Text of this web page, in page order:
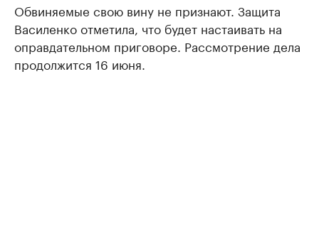
Обвиняемые свою вину не признают. Защита
Василенко отметила, что будет настаивать на
оправдательном приговоре. Рассмотрение дела
продолжится 16 июня.